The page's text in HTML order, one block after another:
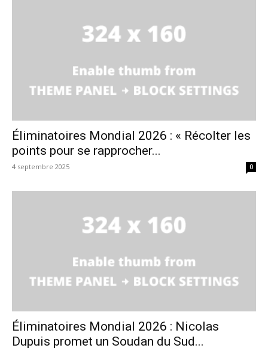
Éliminatoires Mondial 2026 : « Récolter les
points pour se rapprocher...
4 septembre 2025 0
Éliminatoires Mondial 2026 : Nicolas
Dupuis promet un Soudan du Sud...